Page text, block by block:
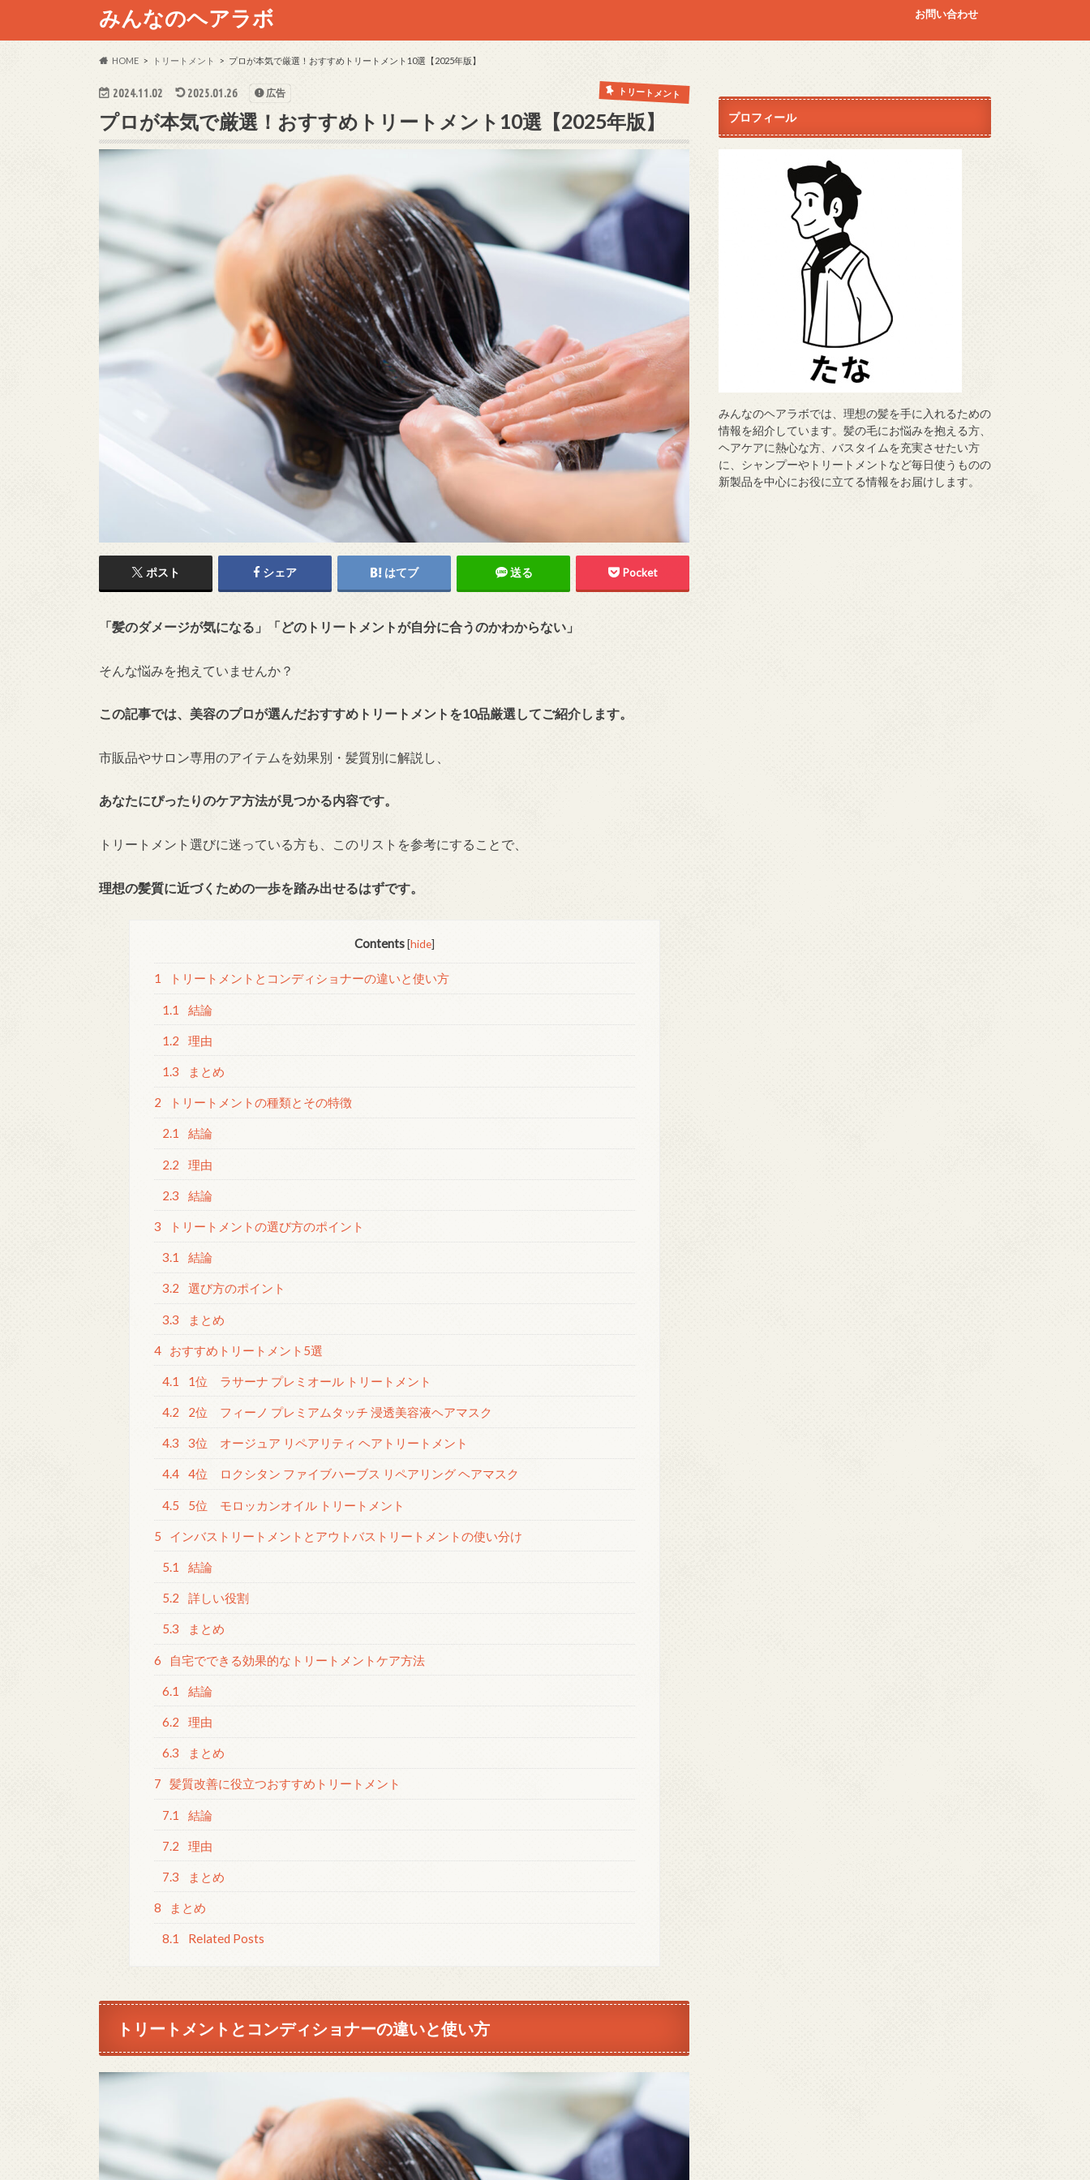
みんなのヘアラボ お問い合わせ
HOME トリートメント プロが本気で厳選！おすすめトリートメント10選【2025年版】
2024.11.02 2025.01.26 トリートメント
広告
プロが本気で厳選！おすすめトリートメント10選【2025年版】
ポスト シェア はてブ 送る Pocket
「髪のダメージが気になる」「どのトリートメントが自分に合うのかわからない」
そんな悩みを抱えていませんか？
この記事では、美容のプロが選んだおすすめトリートメントを10品厳選してご紹介します。
市販品やサロン専用のアイテムを効果別・髪質別に解説し、
あなたにぴったりのケア方法が見つかる内容です。
トリートメント選びに迷っている方も、このリストを参考にすることで、
理想の髪質に近づくための一歩を踏み出せるはずです。
Contents [hide]
1 トリートメントとコンディショナーの違いと使い方
1.1 結論
1.2 理由
1.3 まとめ
2 トリートメントの種類とその特徴
2.1 結論
2.2 理由
2.3 結論
3 トリートメントの選び方のポイント
3.1 結論
3.2 選び方のポイント
3.3 まとめ
4 おすすめトリートメント5選
4.1 1位 ラサーナ プレミオール トリートメント
4.2 2位 フィーノ プレミアムタッチ 浸透美容液ヘアマスク
4.3 3位 オージュア リペアリティ ヘアトリートメント
4.4 4位 ロクシタン ファイブハーブス リペアリング ヘアマスク
4.5 5位 モロッカンオイル トリートメント
5 インバストリートメントとアウトバストリートメントの使い分け
5.1 結論
5.2 詳しい役割
5.3 まとめ
6 自宅でできる効果的なトリートメントケア方法
6.1 結論
6.2 理由
6.3 まとめ
7 髪質改善に役立つおすすめトリートメント
7.1 結論
7.2 理由
7.3 まとめ
8 まとめ
8.1 Related Posts
トリートメントとコンディショナーの違いと使い方
プロフィール
みんなのヘアラボでは、理想の髪を手に入れるための
情報を紹介しています。髪の毛にお悩みを抱える方、
ヘアケアに熱心な方、バスタイムを充実させたい方
に、シャンプーやトリートメントなど毎日使うものの
新製品を中心にお役に立てる情報をお届けします。